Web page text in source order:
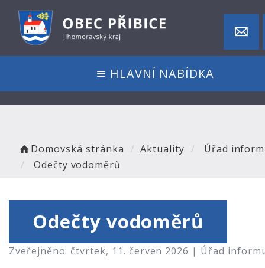
HLAVNÍ NABÍDKA
Domovská stránka Aktuality
Úřad
Odečty vodoměrů
Odečty vodoměrů
Zveřejněno: čtvrtek, 11. červen 2026 | Úřad